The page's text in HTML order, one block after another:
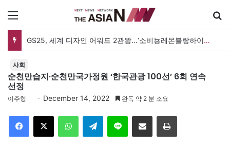
GS25, 세계 디자인 어워드 2관왕…‘소비뇽레몬블랑하이볼’ 디자인 경쟁력 인정
사회
순천만습지·순천만국가정원 ‘한국관광 100선’ 6회 연속
선정
이주형 December 14, 2022 완독 약 2 분 소요
Telegram 이메일